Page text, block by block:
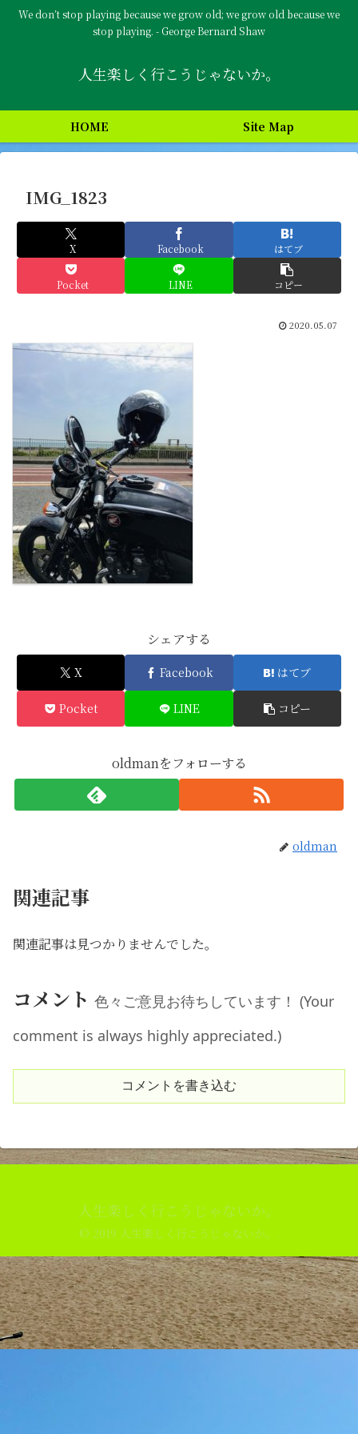
We don’t stop playing because we grow old; we grow old because we
stop playing. - George Bernard Shaw
人生楽しく行こうじゃないか。
HOME Site Map
IMG_1823
X Facebook はてブ
Pocket LINE コピー
2020.05.07
シェアする
X Facebook はてブ
Pocket LINE コピー
oldmanをフォローする
oldman
関連記事
関連記事は見つかりませんでした。
コメント 色々ご意見お待ちしています！ (Your
comment is always highly appreciated.)
コメントを書き込む
人生楽しく行こうじゃないか。
© 2019 人生楽しく行こうじゃないか。.